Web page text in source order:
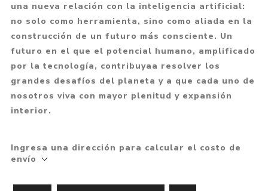
una nueva relación con la inteligencia artificial:
no solo como herramienta, sino como aliada en la
construcción de un futuro más consciente. Un
futuro en el que el potencial humano, amplificado
por la tecnología, contribuyaa resolver los
grandes desafíos del planeta y a que cada uno de
nosotros viva con mayor plenitud y expansión
interior.
Ingresa una dirección para calcular el costo de
envío